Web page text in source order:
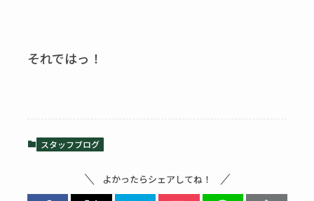
それではっ！
スタッフブログ
よかったらシェアしてね！